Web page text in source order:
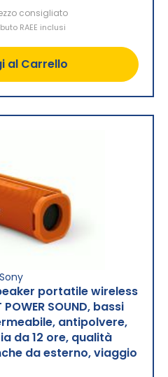
consigliato
RAEE inclusi
al Carrello
Sony
portatile wireless
SOUND, bassi
antipolvere,
da 12 ore, qualità
da esterno, viaggio